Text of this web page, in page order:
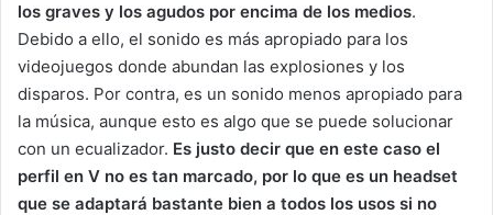
los graves y los agudos por encima de los medios.
Debido a ello, el sonido es más apropiado para los
videojuegos donde abundan las explosiones y los
disparos. Por contra, es un sonido menos apropiado para
la música, aunque esto es algo que se puede solucionar
con un ecualizador. Es justo decir que en este caso el
perfil en V no es tan marcado, por lo que es un headset
que se adaptará bastante bien a todos los usos si no